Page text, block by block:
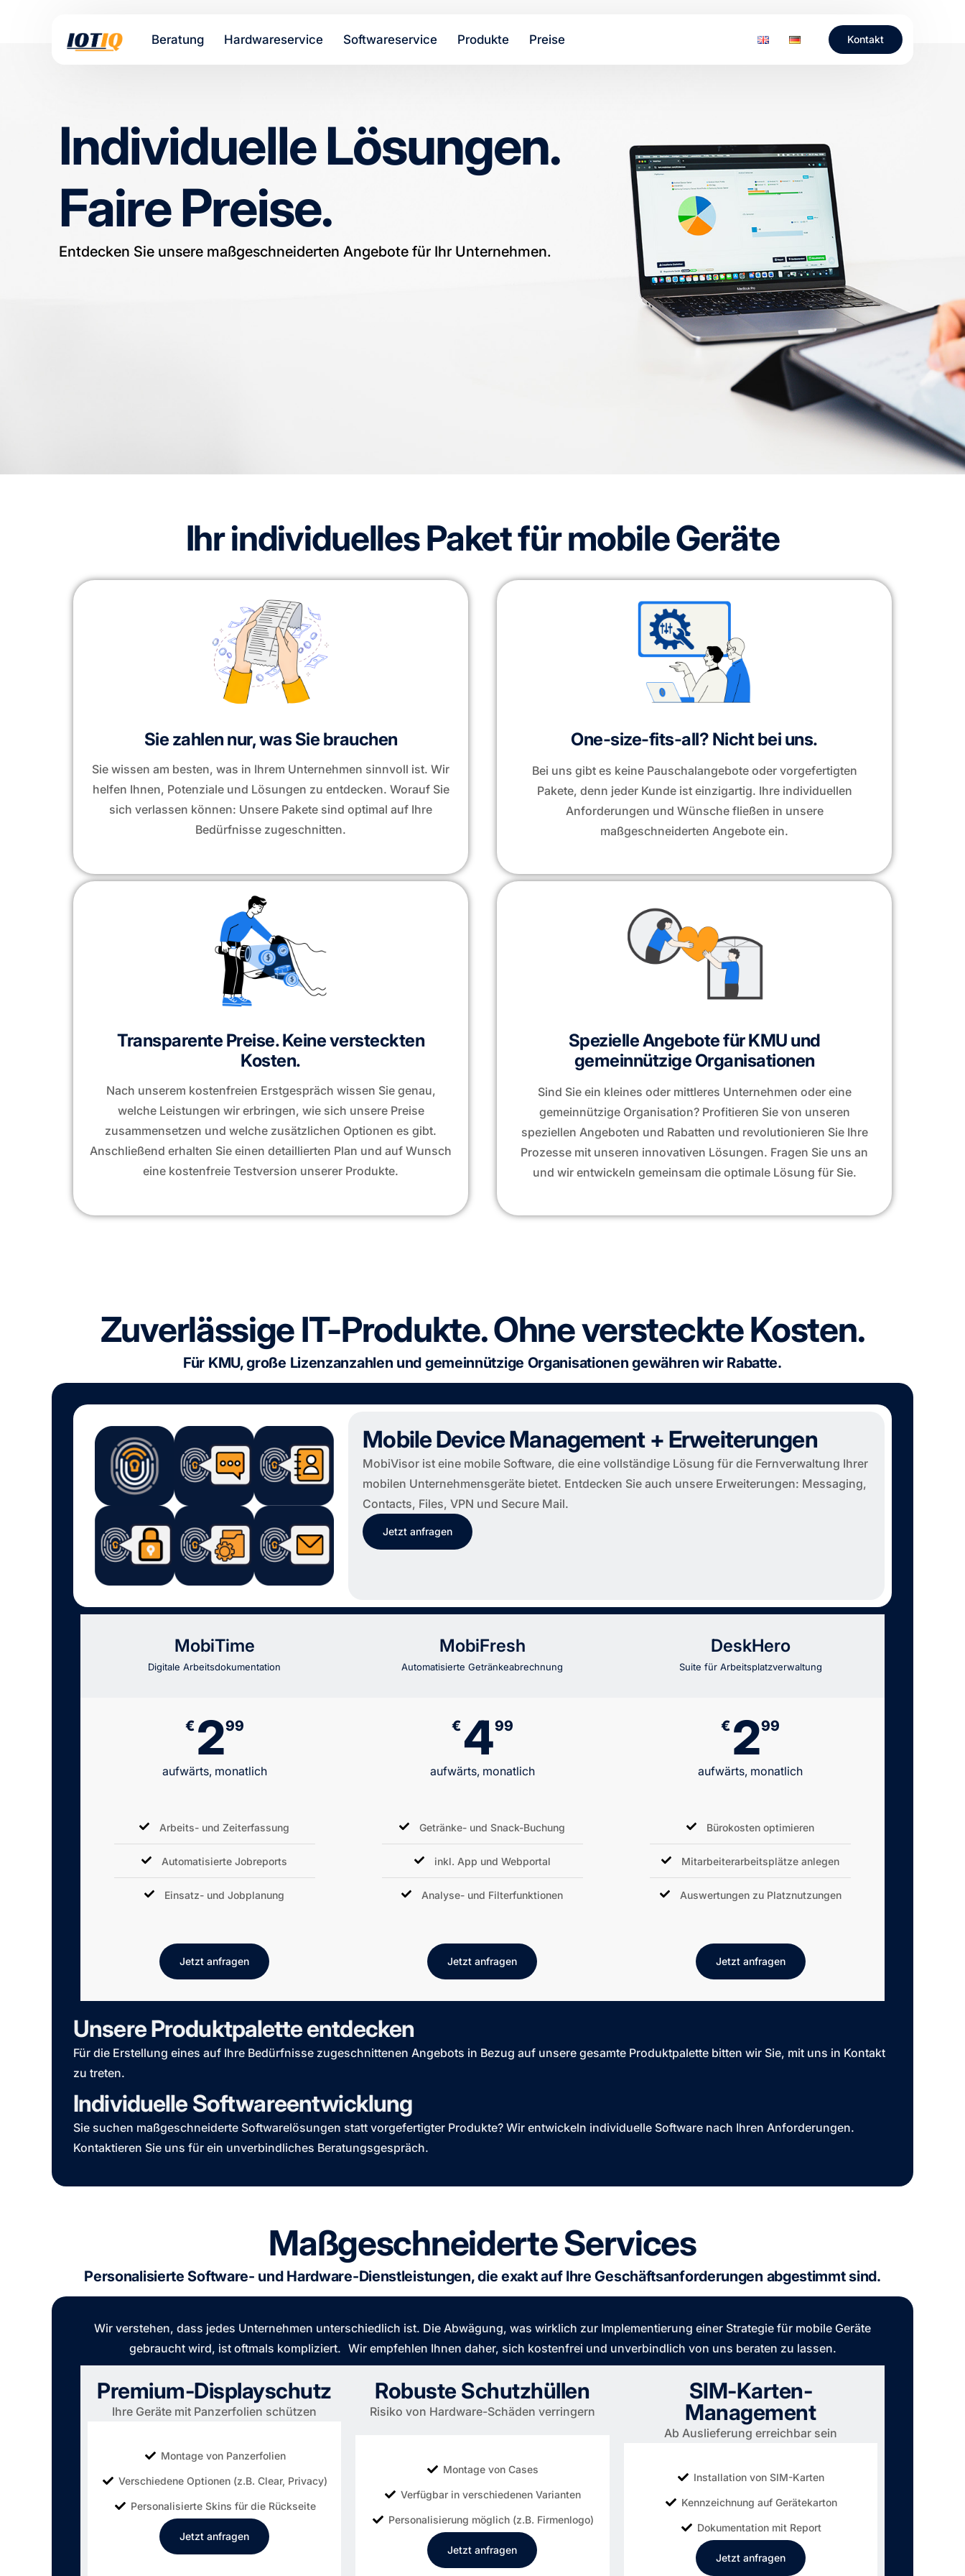
Beratung Hardwareservice Softwareservice Produkte Preise Kontakt
Individuelle Lösungen.
Faire Preise.
Entdecken Sie unsere maßgeschneiderten Angebote für Ihr Unternehmen.
Ihr individuelles Paket für mobile Geräte
Sie zahlen nur, was Sie brauchen
Sie wissen am besten, was in Ihrem Unternehmen sinnvoll ist. Wir
helfen Ihnen, Potenziale und Lösungen zu entdecken. Worauf Sie
sich verlassen können: Unsere Pakete sind optimal auf Ihre
Bedürfnisse zugeschnitten.
Transparente Preise. Keine versteckten
Kosten.
Nach unserem kostenfreien Erstgespräch wissen Sie genau,
welche Leistungen wir erbringen, wie sich unsere Preise
zusammensetzen und welche zusätzlichen Optionen es gibt.
Anschließend erhalten Sie einen detaillierten Plan und auf Wunsch
eine kostenfreie Testversion unserer Produkte.
One-size-fits-all? Nicht bei uns.
Bei uns gibt es keine Pauschalangebote oder vorgefertigten
Pakete, denn jeder Kunde ist einzigartig. Ihre individuellen
Anforderungen und Wünsche fließen in unsere
maßgeschneiderten Angebote ein.
Spezielle Angebote für KMU und
gemeinnützige Organisationen
Sind Sie ein kleines oder mittleres Unternehmen oder eine
gemeinnützige Organisation? Profitieren Sie von unseren
speziellen Angeboten und Rabatten und revolutionieren Sie Ihre
Prozesse mit unseren innovativen Lösungen. Fragen Sie uns an
und wir entwickeln gemeinsam die optimale Lösung für Sie.
Zuverlässige IT-Produkte. Ohne versteckte Kosten.
Für KMU, große Lizenzanzahlen und gemeinnützige Organisationen gewähren wir Rabatte.
Mobile Device Management + Erweiterungen
MobiVisor ist eine mobile Software, die eine vollständige Lösung für die Fernverwaltung Ihrer
mobilen Unternehmensgeräte bietet. Entdecken Sie auch unsere Erweiterungen: Messaging,
Contacts, Files, VPN und Secure Mail.
Jetzt anfragen
MobiTime
Digitale Arbeitsdokumentation
€ 299
aufwärts, monatlich
Arbeits- und Zeiterfassung
Automatisierte Jobreports
Einsatz- und Jobplanung
Jetzt anfragen
MobiFresh
Automatisierte Getränkeabrechnung
€ 499
aufwärts, monatlich
Getränke- und Snack-Buchung
inkl. App und Webportal
Analyse- und Filterfunktionen
Jetzt anfragen
DeskHero
Suite für Arbeitsplatzverwaltung
€ 299
aufwärts, monatlich
Bürokosten optimieren
Mitarbeiterarbeitsplätze anlegen
Auswertungen zu Platznutzungen
Jetzt anfragen
Unsere Produktpalette entdecken
Für die Erstellung eines auf Ihre Bedürfnisse zugeschnittenen Angebots in Bezug auf unsere gesamte Produktpalette bitten wir Sie, mit uns in Kontakt
zu treten.
Individuelle Softwareentwicklung
Sie suchen maßgeschneiderte Softwarelösungen statt vorgefertigter Produkte? Wir entwickeln individuelle Software nach Ihren Anforderungen.
Kontaktieren Sie uns für ein unverbindliches Beratungsgespräch.
Maßgeschneiderte Services
Personalisierte Software- und Hardware-Dienstleistungen, die exakt auf Ihre Geschäftsanforderungen abgestimmt sind.
Wir verstehen, dass jedes Unternehmen unterschiedlich ist. Die Abwägung, was wirklich zur Implementierung einer Strategie für mobile Geräte
gebraucht wird, ist oftmals kompliziert. Wir empfehlen Ihnen daher, sich kostenfrei und unverbindlich von uns beraten zu lassen.
Premium-Displayschutz
Ihre Geräte mit Panzerfolien schützen
Montage von Panzerfolien
Verschiedene Optionen (z.B. Clear, Privacy)
Personalisierte Skins für die Rückseite
Jetzt anfragen
Robuste Schutzhüllen
Risiko von Hardware-Schäden verringern
Montage von Cases
Verfügbar in verschiedenen Varianten
Personalisierung möglich (z.B. Firmenlogo)
Jetzt anfragen
SIM-Karten-
Management
Ab Auslieferung erreichbar sein
Installation von SIM-Karten
Kennzeichnung auf Gerätekarton
Dokumentation mit Report
Jetzt anfragen